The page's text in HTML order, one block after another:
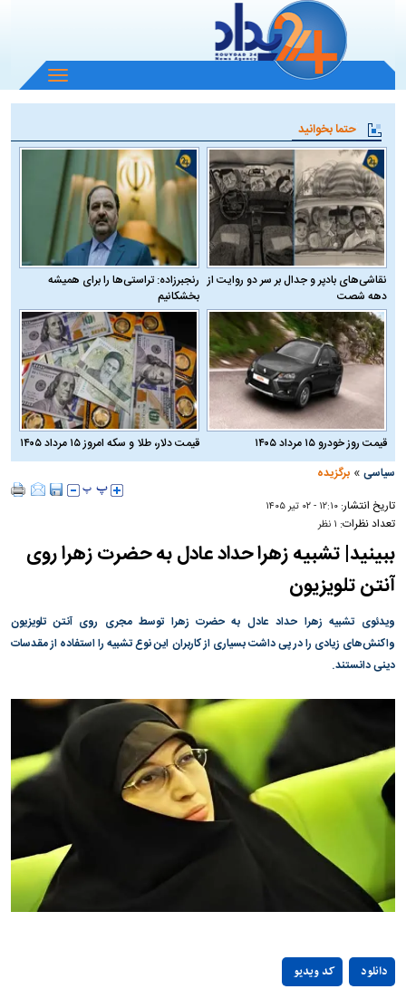
باز
و
منو
حتما بخوانید
نقاشی‌های بادپر و جدال بر سر دو روایت از
دهه شصت
رنجبرزاده: تراستی‌ها را برای همیشه
بخشکانیم
قیمت روز خودرو ۱۵ مرداد ۱۴۰۵
قیمت دلار، طلا و سکه امروز ۱۵ مرداد ۱۴۰۵
سیاسی »برگزیده
تاریخ انتشار:۱۲:۱۰ - ۰۲ تير ۱۴۰۵
تعداد نظرات: ۱ نظر
ببینید| تشبیه زهرا حداد عادل به حضرت زهرا روی
آنتن تلویزیون
ویدئوی تشبیه زهرا حداد عادل به حضرت زهرا توسط مجری روی آنتن تلویزیون
واکنش‌های زیادی را در پی داشت بسیاری از کاربران این نوع تشبیه را استفاده از مقدسات
دینی دانستند.
کد ویدیو دانلود